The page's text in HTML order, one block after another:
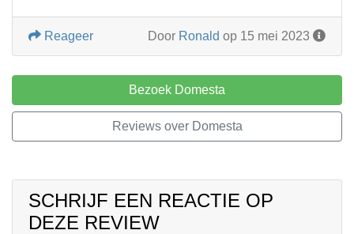
Door Ronald op 15 mei 2023
Reageer
Bezoek Domesta
Reviews over Domesta
SCHRIJF EEN REACTIE OP
DEZE REVIEW